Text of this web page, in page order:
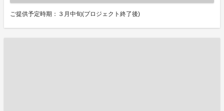
ご提供予定時期：３月中旬(プロジェクト終了後)